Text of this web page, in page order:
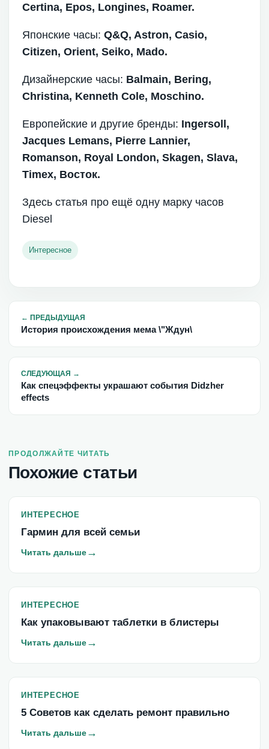
Certina, Epos, Longines, Roamer.
Японские часы:Q&Q, Astron, Casio,
Citizen, Orient, Seiko, Mado.
Дизайнерские часы: Balmain, Bering,
Christina, Kenneth Cole, Moschino.
Европейские и другие бренды: Ingersoll,
Jacques Lemans, Pierre Lannier,
Romanson, Royal London, Skagen, Slava,
Timex, Восток.
Здесь статья про ещё одну марку часов
Diesel
Интересное
← ПРЕДЫДУЩАЯ
История происхождения мема \"Ждун\
СЛЕДУЮЩАЯ →
Как спецэффекты украшают события Didzher
effects
ПРОДОЛЖАЙТЕ ЧИТАТЬ
Похожие статьи
ИНТЕРЕСНОЕ
Гармин для всей семьи
Читать дальше→
ИНТЕРЕСНОЕ
Как упаковывают таблетки в блистеры
Читать дальше→
ИНТЕРЕСНОЕ
5 Советов как сделать ремонт правильно
Читать дальше→